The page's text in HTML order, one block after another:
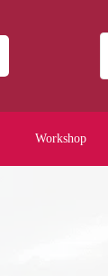
Workshop